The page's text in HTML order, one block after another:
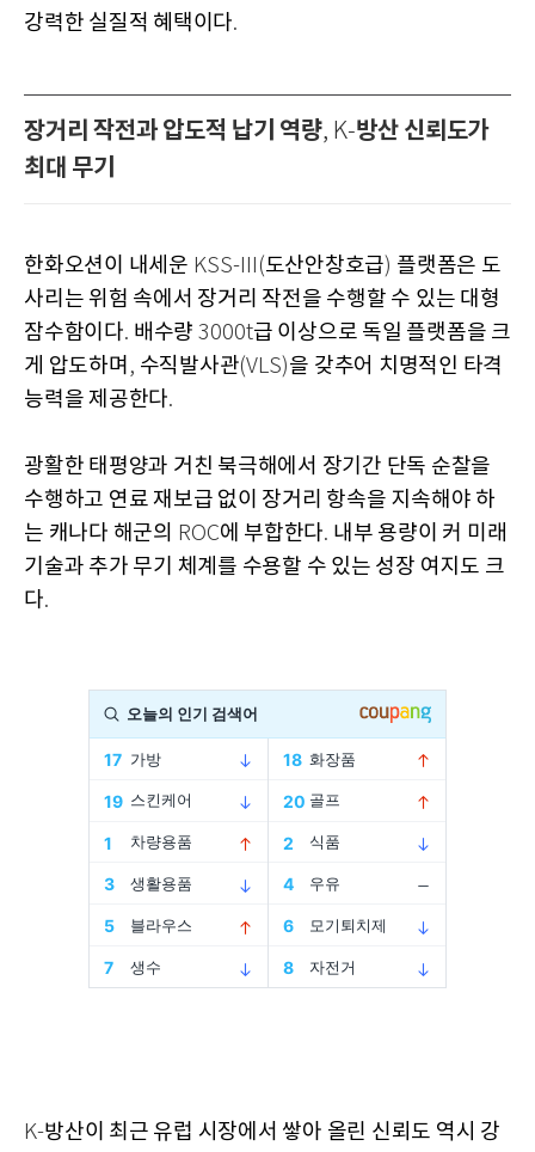
강력한 실질적 혜택이다.
장거리 작전과 압도적 납기 역량, K-방산 신뢰도가
최대 무기
한화오션이 내세운 KSS-III(도산안창호급) 플랫폼은 도
사리는 위험 속에서 장거리 작전을 수행할 수 있는 대형
잠수함이다. 배수량 3000t급 이상으로 독일 플랫폼을 크
게 압도하며 , 수직발사관(VLS)을 갖추어 치명적인 타격
능력을 제공한다.
광활한 태평양과 거친 북극해에서 장기간 단독 순찰을
수행하고 연료 재보급 없이 장거리 항속을 지속해야 하
는 캐나다 해군의 ROC에 부합한다. 내부 용량이 커 미래
기술과 추가 무기 체계를 수용할 수 있는 성장 여지도 크
다.
K-방산이 최근 유럽 시장에서 쌓아 올린 신뢰도 역시 강